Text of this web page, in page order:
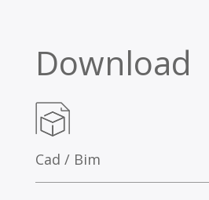
Download
Cad / Bim